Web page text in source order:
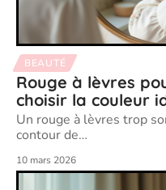
BEAUTÉ
Rouge à lèvres
choisir la couleur
Un rouge à lèvres trop
contour de…
10 mars 2026